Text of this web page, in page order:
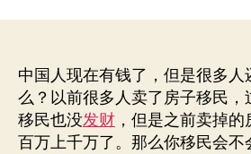
中国人现在有钱了，但是很多
么？以前很多人卖了房子移民，
移民也没发财 ，但是之前卖掉
百万上千万了。那么你移民会不